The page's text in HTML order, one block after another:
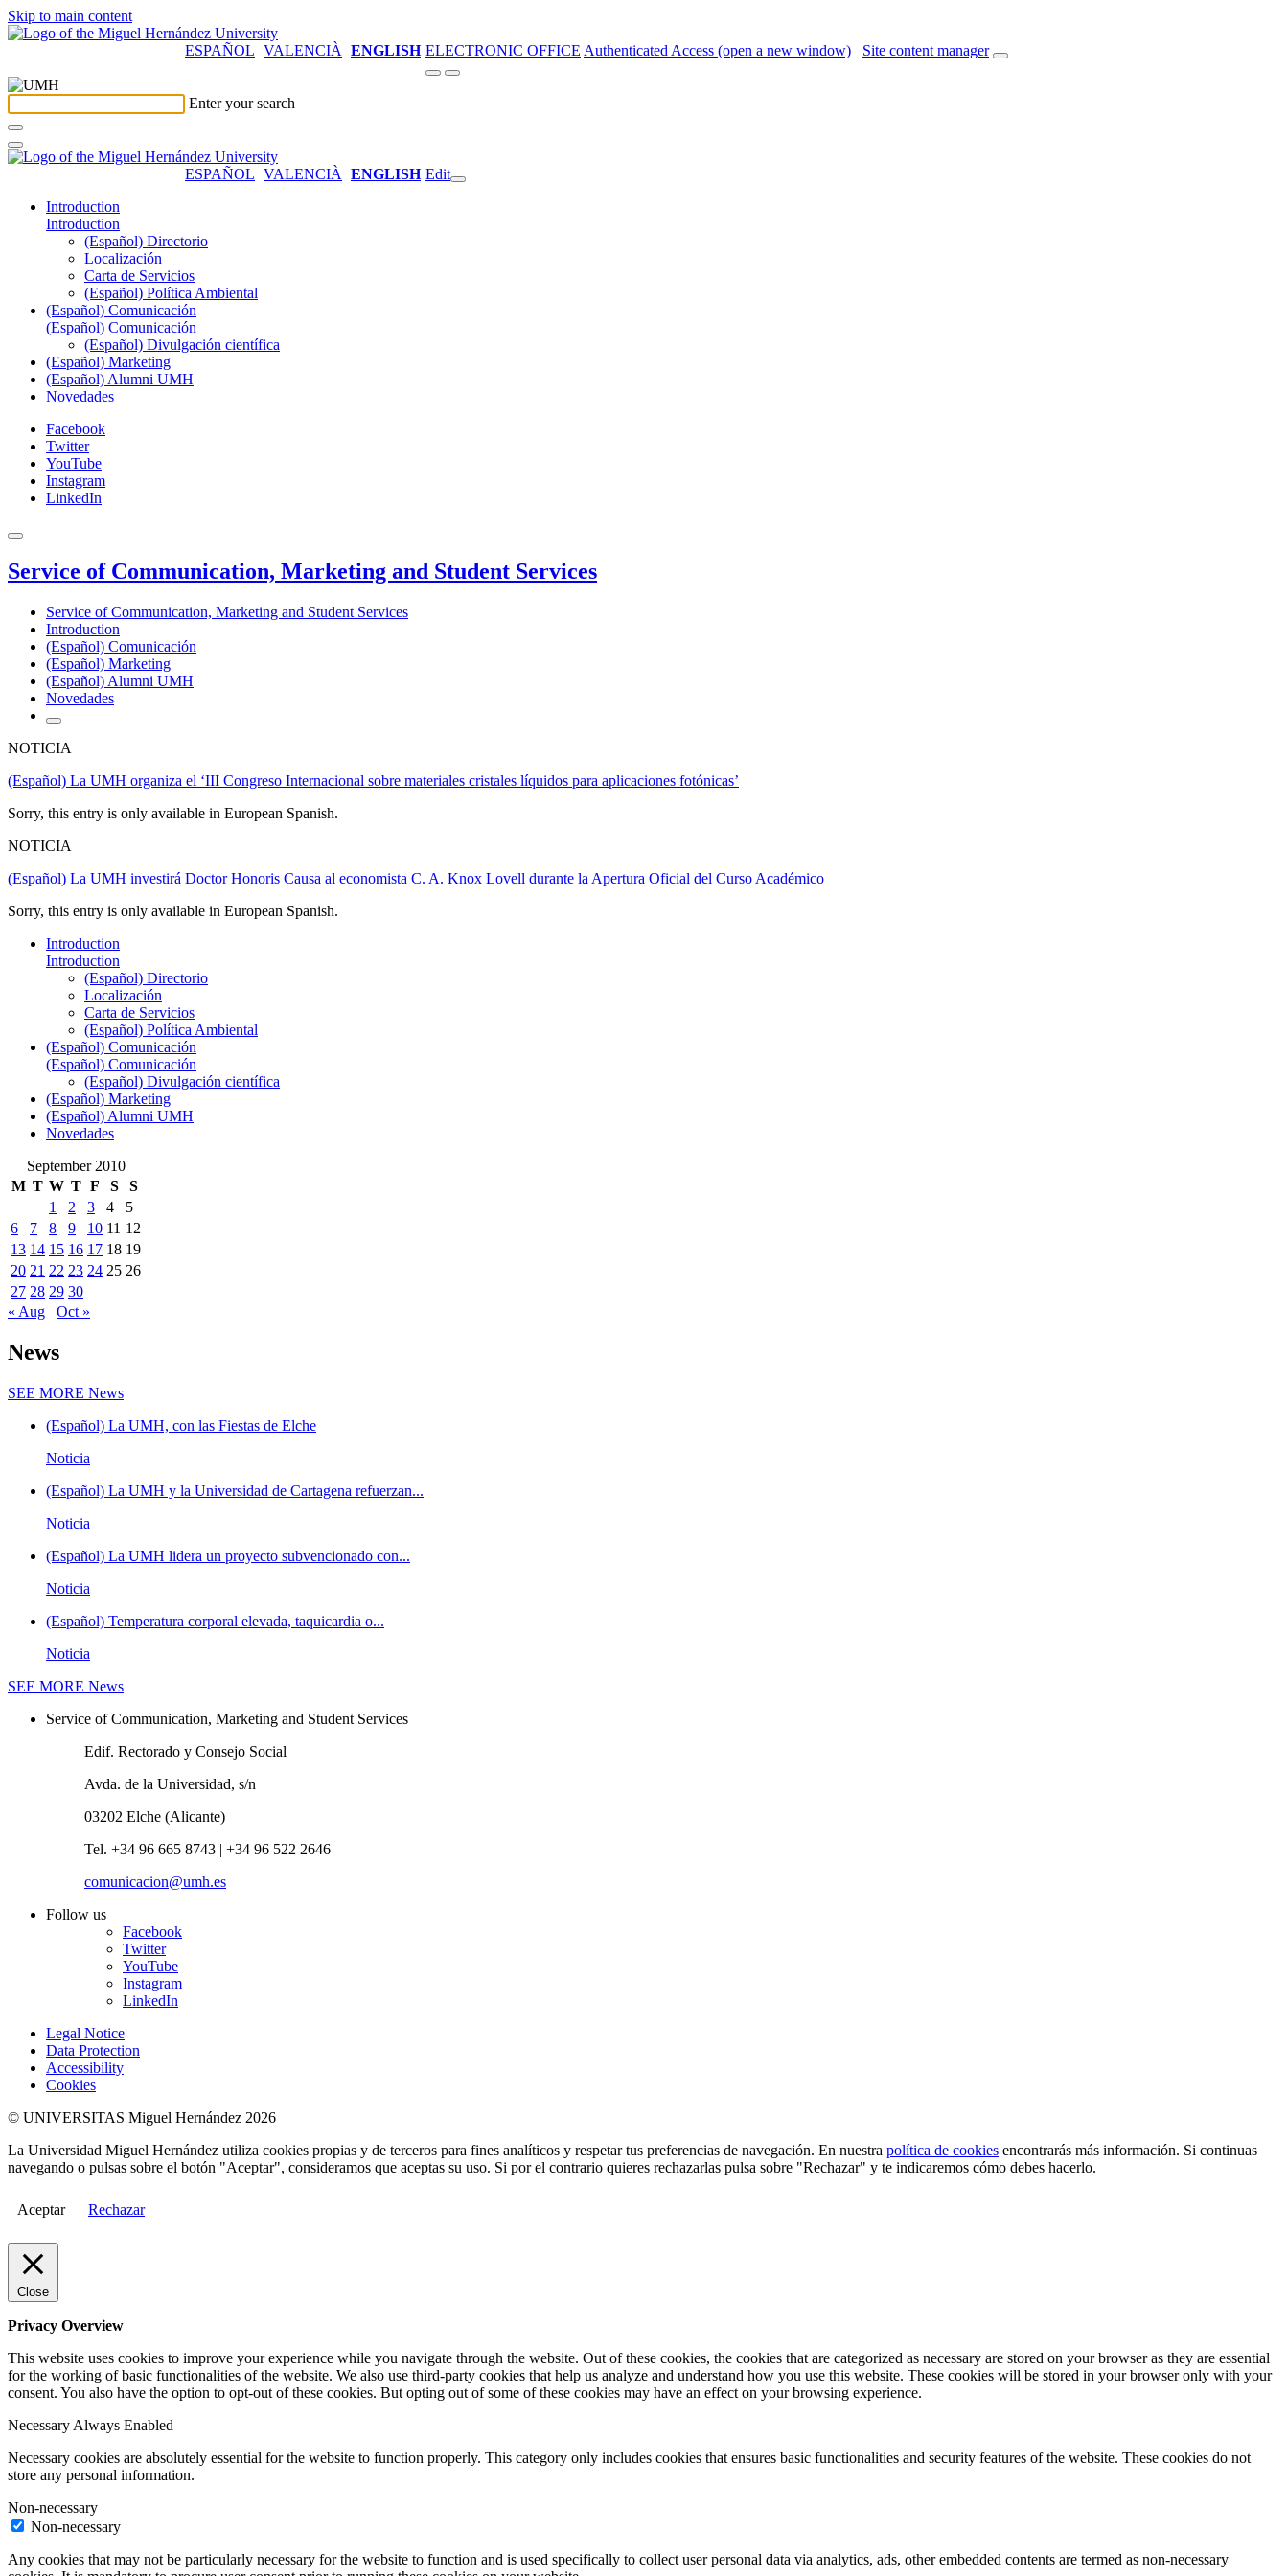
Skip to main content
ESPAÑOL VALENCIÀ ENGLISH ELECTRONIC OFFICE Authenticated Access (open a new window) Site content manager
Enter your search
ESPAÑOL VALENCIÀ ENGLISH Edit
Introduction
Introduction
(Español) Directorio
Localización
Carta de Servicios
(Español) Política Ambiental
(Español) Comunicación
(Español) Comunicación
(Español) Divulgación científica
(Español) Marketing
(Español) Alumni UMH
Novedades
Facebook
Twitter
YouTube
Instagram
LinkedIn
Service of Communication, Marketing and Student Services
Service of Communication, Marketing and Student Services
Introduction
(Español) Comunicación
(Español) Marketing
(Español) Alumni UMH
Novedades
NOTICIA
(Español) La UMH organiza el ‘III Congreso Internacional sobre materiales cristales líquidos para aplicaciones fotónicas’
Sorry, this entry is only available in European Spanish.
NOTICIA
(Español) La UMH investirá Doctor Honoris Causa al economista C. A. Knox Lovell durante la Apertura Oficial del Curso Académico
Sorry, this entry is only available in European Spanish.
Introduction
Introduction
(Español) Directorio
Localización
Carta de Servicios
(Español) Política Ambiental
(Español) Comunicación
(Español) Comunicación
(Español) Divulgación científica
(Español) Marketing
(Español) Alumni UMH
Novedades
September 2010
M T W T F S
S
1
2 3 4
5
6
7 8 9 10 11 12
13 14 15 16 17 18 19
20 21 22 23 24 25 26
27 28 29 30
« Aug
Oct »
News
SEE MORE News
(Español) La UMH, con las Fiestas de Elche
Noticia
(Español) La UMH y la Universidad de Cartagena refuerzan...
Noticia
(Español) La UMH lidera un proyecto subvencionado con...
Noticia
(Español) Temperatura corporal elevada, taquicardia o...
Noticia
SEE MORE News
Service of Communication, Marketing and Student Services
Edif. Rectorado y Consejo Social
Avda. de la Universidad, s/n
03202 Elche (Alicante)
Tel. +34 96 665 8743 | +34 96 522 2646
comunicacion@umh.es
Follow us
Facebook
Twitter
YouTube
Instagram
LinkedIn
Legal Notice
Data Protection
Accessibility
Cookies
© UNIVERSITAS Miguel Hernández 2026
La Universidad Miguel Hernández utiliza cookies propias y de terceros para fines analíticos y respetar tus preferencias de navegación. En nuestra política de cookies encontrarás más información. Si continuas
navegando o pulsas sobre el botón "Aceptar", consideramos que aceptas su uso. Si por el contrario quieres rechazarlas pulsa sobre "Rechazar" y te indicaremos cómo debes hacerlo.
Aceptar Rechazar
Close
Privacy Overview
This website uses cookies to improve your experience while you navigate through the website. Out of these cookies, the cookies that are categorized as necessary are stored on your browser as they are essential
for the working of basic functionalities of the website. We also use third-party cookies that help us analyze and understand how you use this website. These cookies will be stored in your browser only with your
consent. You also have the option to opt-out of these cookies. But opting out of some of these cookies may have an effect on your browsing experience.
Necessary Always Enabled
Necessary cookies are absolutely essential for the website to function properly. This category only includes cookies that ensures basic functionalities and security features of the website. These cookies do not
store any personal information.
Non-necessary
Non-necessary
Any cookies that may not be particularly necessary for the website to function and is used specifically to collect user personal data via analytics, ads, other embedded contents are termed as non-necessary